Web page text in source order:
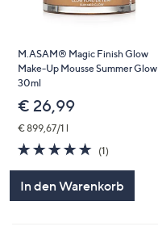
M.ASAM® Magic Finish Glow
Make-Up Mousse Summer Glow
30ml
€ 26,99
€ 899,67/1 l
5.0
von
(1)1
In den Warenkorb